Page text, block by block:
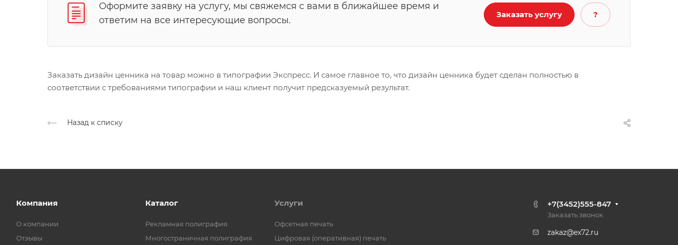
Оформите заявку на услугу, мы свяжемся с вами в ближайшее время и
ответим на все интересующие вопросы.
Заказать услугу ?
Заказать дизайн ценника на товар можно в типографии Экспресс. И самое главное то, что дизайн ценника будет сделан полностью в
соответствии с требованиями типографии и наш клиент получит предсказуемый результат.
Назад к списку
Компания
О компании
Отзывы
Каталог
Рекламная полиграфия
Многостраничная полиграфия
Услуги
Офсетная печать
Цифровая (оперативная) печать
+7(3452)555-847
Заказать звонок
zakaz@ex72.ru